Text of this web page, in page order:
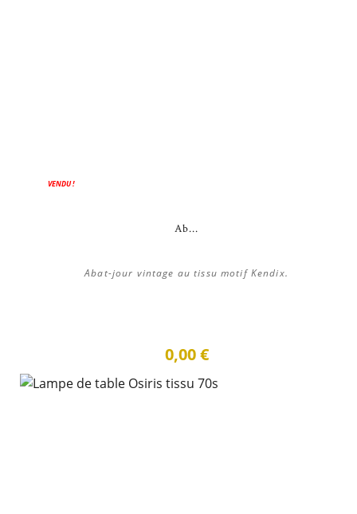
VENDU !
Ab...
Abat-jour vintage au tissu motif Kendix.
0,00 €